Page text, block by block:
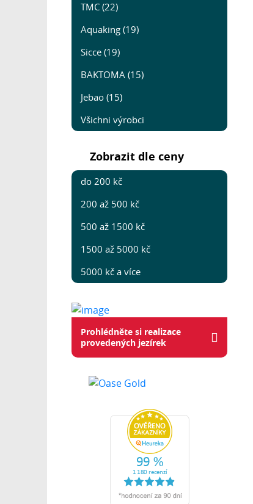
TMC (22)
Aquaking (19)
Sicce (19)
BAKTOMA (15)
Jebao (15)
Všichni výrobci
Zobrazit dle ceny
do 200 kč
200 až 500 kč
500 až 1500 kč
1500 až 5000 kč
5000 kč a více
Prohlédněte si realizace
provedených jezírek